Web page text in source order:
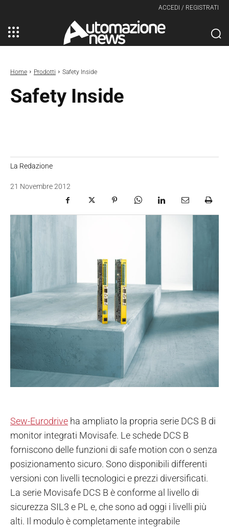
ACCEDI / REGISTRATI
Home Prodotti Safety Inside
Safety Inside
La Redazione
21 Novembre 2012
Sew-Eurodrive ha ampliato la propria serie DCS B di
monitor integrati Movisafe. Le schede DCS B
forniscono delle funzioni di safe motion con o senza
posizionamento sicuro. Sono disponibili differenti
versioni con livelli tecnologici e prezzi diversificati.
La serie Movisafe DCS B è conforme al livello di
sicurezza SIL3 e PL e, che sono ad oggi i livelli più
alti. Il modulo è completamente integrabile